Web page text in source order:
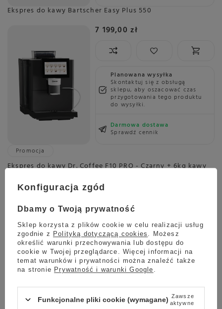
Ekspres do kawy Bartscher Easy Plus 550
7 199,00 zł
Planowana wysyłka
Skontaktuj się z obsługą
sklepu, aby oszacować czas
przygotowania tego produktu
do wysyłki.
Darmowa dostawa
Sprawdź cennik
Promocja
Ekspres do kawy Dr. Coffee F10 PRO - Czarny + 6kg kawy
5.00 1 opinie
6 990,00 zł
6 490,00 zł
Najniższa cena z ostatnich 30 dni:
6 990,00 zł -7%
Darmowa dostawa
Konfiguracja zgód
Dbamy o Twoją prywatność
Sklep korzysta z plików cookie w celu realizacji usług
zgodnie z Polityką dotyczącą cookies
. Możesz
określić warunki przechowywania lub dostępu do
cookie w Twojej przeglądarce. Więcej informacji na
temat warunków i prywatności można znaleźć także
na stronie Prywatność i warunki Google
Funkcjonalne pliki cookie (wymagane) Zawsze
aktywne